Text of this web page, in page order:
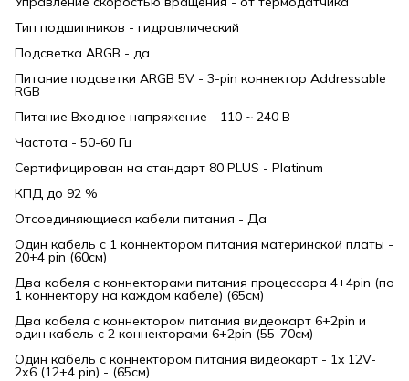
Тип подшипников - гидравлический
Подсветка АRGB - да
Питание подсветки ARGB 5V - 3-pin коннектор Addressable
RGB
Питание Входное напряжение - 110 ~ 240 В
Частота - 50-60 Гц
Сертифицирован на стандарт 80 PLUS - Platinum
КПД до 92 %
Отсоединяющиеся кабели питания - Да
Один кабель с 1 коннектором питания материнской платы -
20+4 pin (60см)
Два кабеля с коннекторами питания процессора 4+4pin (по
1 коннектору на каждом кабеле) (65см)
Два кабеля с коннектором питания видеокарт 6+2pin и
один кабель с 2 коннекторами 6+2pin (55-70см)
Один кабель c коннектором питания видеокарт - 1x 12V-
2х6 (12+4 pin) - (65см)